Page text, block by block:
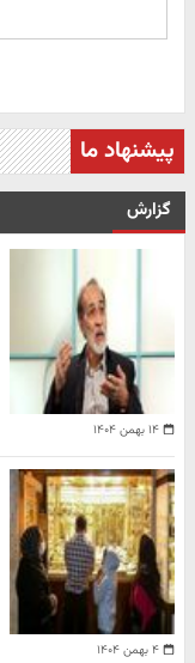
پیشنهاد ما
گزارش
۱۴ بهمن ۱۴۰۴
۴ بهمن ۱۴۰۴